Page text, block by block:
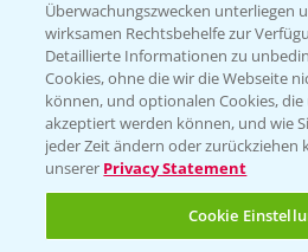
Folgen
Überwachungszwecken unterliegen
wirksamen Rechtsbehelfe zur
Detaillierte Informationen zu
Cookies, ohne die wir die Webseite
können, und optionalen Cookies,
akzeptiert werden können, und wie
jeder Zeit ändern oder zurückziehen
unserer Privacy Statement
Cookie